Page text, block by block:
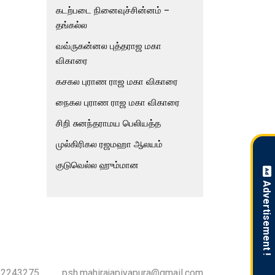
Advertisement !
கடற்படை நினைவுச்சின்னம் –
தங்கல்ல
வவ்ருகன்னல புத்தராஜ மகா
விகாரை
கசகல புராண ராஜ மகா விகாரை
நைகல புராண ராஜ மகா விகாரை
சிறி சுனந்தராமய பெலியத்த
முல்கிரிகல ரஜமஹா ஆலயம்
குடுவெல்ல ஹும்மான